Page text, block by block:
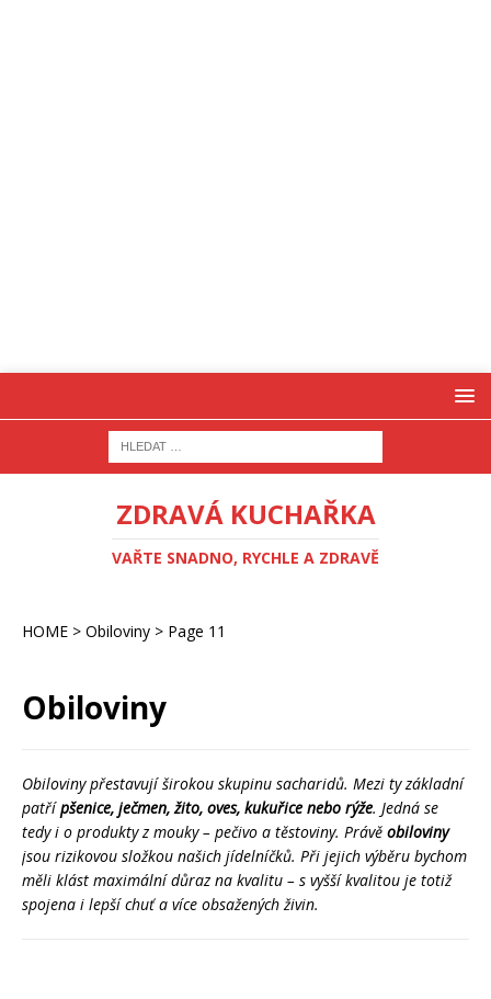
ZDRAVÁ KUCHAŘKA
VAŘTE SNADNO, RYCHLE A ZDRAVĚ
HOME > Obiloviny > Page 11
Obiloviny
Obiloviny přestavují širokou skupinu sacharidů. Mezi ty základní
patřípšenice, ječmen, žito, oves, kukuřice nebo rýže. Jedná se
tedy i o produkty z mouky – pečivo a těstoviny. Právě obiloviny
jsou rizikovou složkou našich jídelníčků. Při jejich výběru bychom
měli klást maximální důraz na kvalitu – s vyšší kvalitou je totiž
spojena i lepší chuť a více obsažených živin.